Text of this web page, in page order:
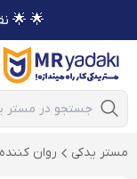
🌟 🌟
Mobile Search
مستر یدکی روان